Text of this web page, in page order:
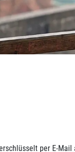
per E-